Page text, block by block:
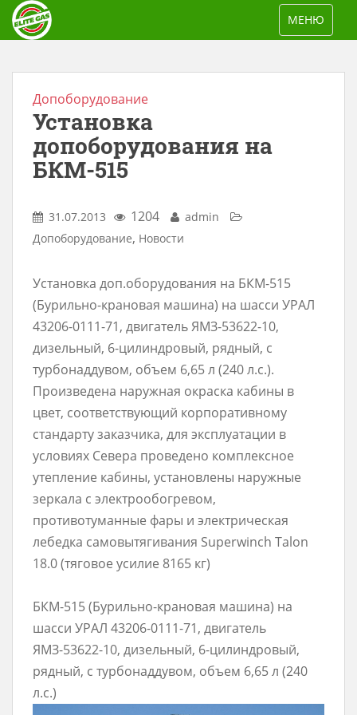
TOGGLE
МЕНЮ
Допоборудование
Установка
допоборудования на
БКМ-515
31.07.2013 1204
admin
Допоборудование, Новости
Установка доп.оборудования на БКМ-515
(Бурильно-крановая машина) на шасси УРАЛ
43206-0111-71, двигатель ЯМЗ-53622-10,
дизельный, 6-цилиндровый, рядный, с
турбонаддувом, объем 6,65 л (240 л.с.).
Произведена наружная окраска кабины в
цвет, соответствующий корпоративному
стандарту заказчика, для эксплуатации в
условиях Cевера проведено комплексное
утепление кабины, установлены наружные
зеркала с электрообогревом,
противотуманные фары и электрическая
лебедка самовытягивания Superwinch Talon
18.0 (тяговое усилие 8165 кг)
БКМ-515 (Бурильно-крановая машина) на
шасси УРАЛ 43206-0111-71, двигатель
ЯМЗ-53622-10, дизельный, 6-цилиндровый,
рядный, с турбонаддувом, объем 6,65 л (240
л.с.)